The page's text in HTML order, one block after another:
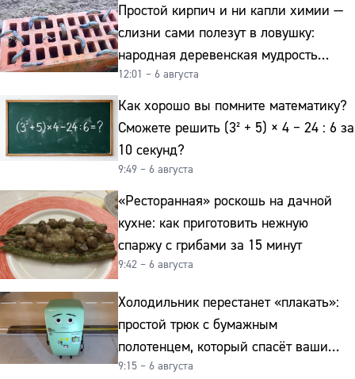
Простой кирпич и ни капли химии —
слизни сами полезут в ловушку:
народная деревенская мудрость
реально работает
12:01 – 6 августа
Как хорошо вы помните математику?
Сможете решить (3² + 5) × 4 − 24 : 6 за
10 секунд?
9:49 – 6 августа
«Ресторанная» роскошь на дачной
кухне: как приготовить нежную
спаржу с грибами за 15 минут
9:42 – 6 августа
Холодильник перестанет «плакать»:
простой трюк с бумажным
полотенцем, который спасёт ваши
овощи от гнили
9:15 – 6 августа